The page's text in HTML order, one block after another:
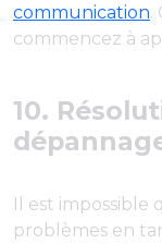
communication.
commencez à
10.
Il est impossible
problèmes en